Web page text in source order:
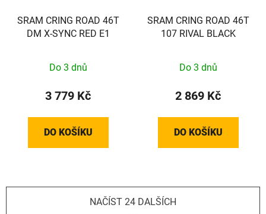
SRAM CRING ROAD 46T
DM X-SYNC RED E1
Do 3 dnů
3 779 Kč
DO KOŠÍKU
SRAM CRING ROAD 46T
107 RIVAL BLACK
Do 3 dnů
2 869 Kč
DO KOŠÍKU
NAČÍST 24 DALŠÍCH